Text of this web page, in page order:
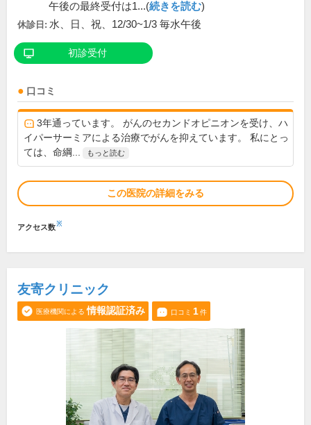
午後の最終受付は1...(続きを読む)
休診日: 水、日、祝、12/30~1/3 毎水午後
初診受付
口コミ
3年通っています。 がんのセカンドオピニオンを受け、ハ
イパーサーミアによる治療でがんを抑えています。 私にとっ
ては、命綱...
もっと読む
この医院の詳細をみる
アクセス数※
友寄クリニック
医療機関による 情報認証済み 口コミ 1件